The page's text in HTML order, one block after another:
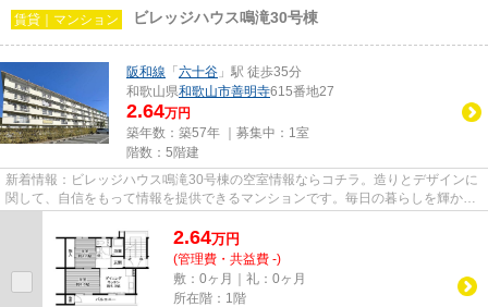
賃貸｜マンション ビレッジハウス鳴滝30号棟
阪和線 「 六十谷 」駅 徒歩35分
和歌山県和歌山市善明寺615番地27
2.64万円
築年数：築57年 ｜募集中： 1室
階数：5階建
新着情報：ビレッジハウス鳴滝30号棟の空室情報ならコチラ。造りとデザインに
関して、自信をもって情報を提供できるマンションです。毎日の暮らしを輝かせ
2.64万円
(管理費・共益費 -)
敷：0ヶ月｜礼：0ヶ月
所在階：1階